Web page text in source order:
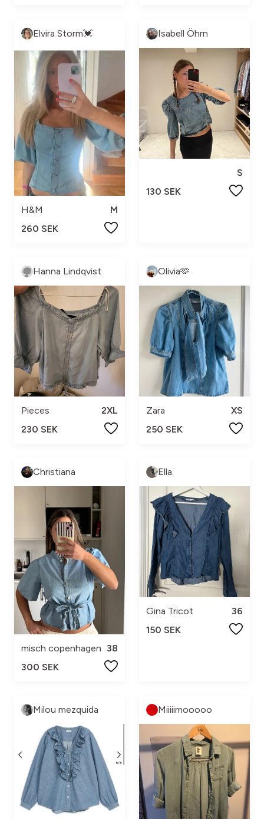
Elvira Storm💓
H&M
M
260 SEK
Isabell Öhrn
S
130 SEK
Hanna Lindqvist
Pieces
2XL
230 SEK
Olivia🫶
Zara
XS
250 SEK
Christiana
misch copenhagen 38
300 SEK
Ella.
Gina Tricot
36
150 SEK
Milou mezquida Miiiiimooooo